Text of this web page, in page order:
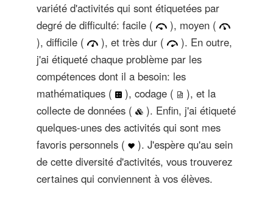
variété d'activités qui sont étiquetées par
degré de difficulté: facile (
), moyen (
), difficile (
), et très dur (
). En outre,
j'ai étiqueté chaque problème par les
compétences dont il a besoin: les
mathématiques (
), codage (
), et la
collecte de données (
). Enfin, j'ai étiqueté
quelques-unes des activités qui sont mes
favoris personnels (
). J'espère qu'au sein
de cette diversité d'activités, vous trouverez
certaines qui conviennent à vos élèves.